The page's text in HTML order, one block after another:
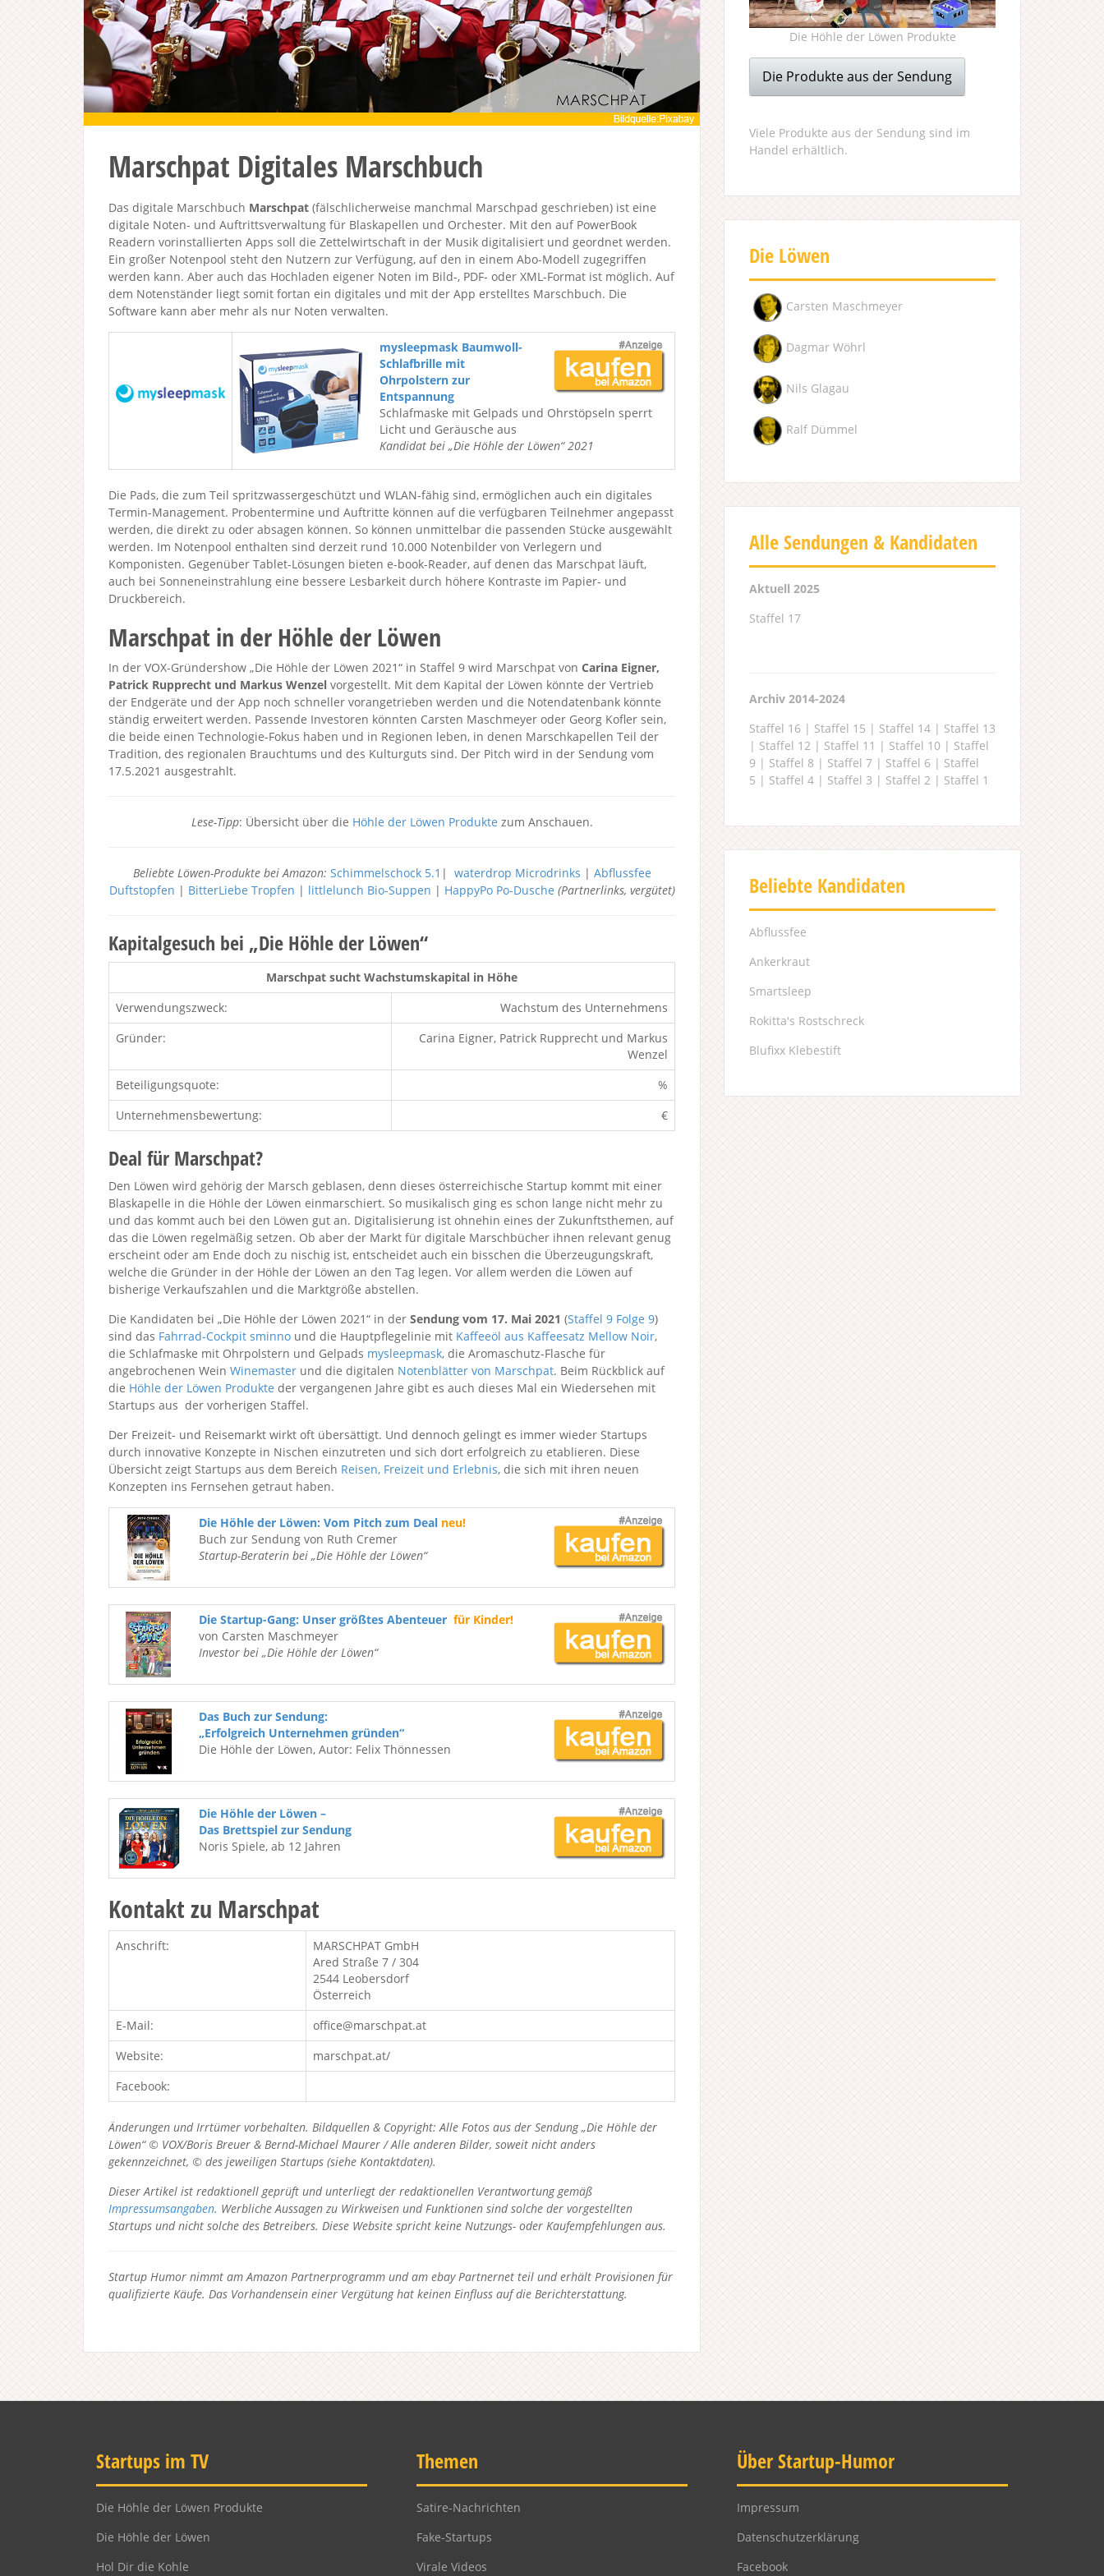
Marschpat Digitales Marschbuch
Das digitale Marschbuch Marschpat (fälschlicherweise manchmal Marschpad geschrieben) ist eine
digitale Noten- und Auftrittsverwaltung für Blaskapellen und Orchester. Mit den auf PowerBook
Readern vorinstallierten Apps soll die Zettelwirtschaft in der Musik digitalisiert und geordnet werden.
Ein großer Notenpool steht den Nutzern zur Verfügung, auf den in einem Abo-Modell zugegriffen
werden kann. Aber auch das Hochladen eigener Noten im Bild-, PDF- oder XML-Format ist möglich. Auf
dem Notenständer liegt somit fortan ein digitales und mit der App erstelltes Marschbuch. Die
Software kann aber mehr als nur Noten verwalten.
mysleepmask Baumwoll-
Schlafbrille mit
Ohrpolstern zur
Entspannung
Schlafmaske mit Gelpads und Ohrstöpseln sperrt
Licht und Geräusche aus
Kandidat bei „Die Höhle der Löwen“ 2021
Die Pads, die zum Teil spritzwassergeschützt und WLAN-fähig sind, ermöglichen auch ein digitales
Termin-Management. Probentermine und Auftritte können auf die verfügbaren Teilnehmer angepasst
werden, die direkt zu oder absagen können. So können unmittelbar die passenden Stücke ausgewählt
werden. Im Notenpool enthalten sind derzeit rund 10.000 Notenbilder von Verlegern und
Komponisten. Gegenüber Tablet-Lösungen bieten e-book-Reader, auf denen das Marschpat läuft,
auch bei Sonneneinstrahlung eine bessere Lesbarkeit durch höhere Kontraste im Papier- und
Druckbereich.
Marschpat in der Höhle der Löwen
In der VOX-Gründershow „Die Höhle der Löwen 2021“ in Staffel 9 wird Marschpat von Carina Eigner,
Patrick Rupprecht und Markus Wenzel vorgestellt. Mit dem Kapital der Löwen könnte der Vertrieb
der Endgeräte und der App noch schneller vorangetrieben werden und die Notendatenbank könnte
ständig erweitert werden. Passende Investoren könnten Carsten Maschmeyer oder Georg Kofler sein,
die beide einen Technologie-Fokus haben und in Regionen leben, in denen Marschkapellen Teil der
Tradition, des regionalen Brauchtums und des Kulturguts sind. Der Pitch wird in der Sendung vom
17.5.2021 ausgestrahlt.
Lese-Tipp: Übersicht über die Höhle der Löwen Produkte zum Anschauen.
Beliebte Löwen-Produkte bei Amazon: Schimmelschock 5.1 | waterdrop Microdrinks | Abflussfee
Duftstopfen | BitterLiebe Tropfen | littlelunch Bio-Suppen | HappyPo Po-Dusche (Partnerlinks, vergütet)
Kapitalgesuch bei „Die Höhle der Löwen“
Marschpat sucht Wachstumskapital in Höhe
Verwendungszweck:
Wachstum des Unternehmens
Gründer:
Carina Eigner, Patrick Rupprecht und Markus
Wenzel
Beteiligungsquote:
%
Unternehmensbewertung:
€
Deal für Marschpat?
Den Löwen wird gehörig der Marsch geblasen, denn dieses österreichische Startup kommt mit einer
Blaskapelle in die Höhle der Löwen einmarschiert. So musikalisch ging es schon lange nicht mehr zu
und das kommt auch bei den Löwen gut an. Digitalisierung ist ohnehin eines der Zukunftsthemen, auf
das die Löwen regelmäßig setzen. Ob aber der Markt für digitale Marschbücher ihnen relevant genug
erscheint oder am Ende doch zu nischig ist, entscheidet auch ein bisschen die Überzeugungskraft,
welche die Gründer in der Höhle der Löwen an den Tag legen. Vor allem werden die Löwen auf
bisherige Verkaufszahlen und die Marktgröße abstellen.
Die Kandidaten bei „Die Höhle der Löwen 2021“ in der Sendung vom 17. Mai 2021 (Staffel 9 Folge 9)
sind das Fahrrad-Cockpit sminno und die Hauptpflegelinie mit Kaffeeöl aus Kaffeesatz Mellow Noir,
die Schlafmaske mit Ohrpolstern und Gelpads mysleepmask, die Aromaschutz-Flasche für
angebrochenen Wein Winemaster und die digitalen Notenblätter von Marschpat. Beim Rückblick auf
die Höhle der Löwen Produkte der vergangenen Jahre gibt es auch dieses Mal ein Wiedersehen mit
Startups aus der vorherigen Staffel.
Der Freizeit- und Reisemarkt wirkt oft übersättigt. Und dennoch gelingt es immer wieder Startups
durch innovative Konzepte in Nischen einzutreten und sich dort erfolgreich zu etablieren. Diese
Übersicht zeigt Startups aus dem Bereich Reisen, Freizeit und Erlebnis, die sich mit ihren neuen
Konzepten ins Fernsehen getraut haben.
Die Höhle der Löwen: Vom Pitch zum Deal neu!
Buch zur Sendung von Ruth Cremer
Startup-Beraterin bei „Die Höhle der Löwen“
Die Startup-Gang: Unser größtes Abenteuer für Kinder!
von Carsten Maschmeyer
Investor bei „Die Höhle der Löwen“
Das Buch zur Sendung:
„Erfolgreich Unternehmen gründen“
Die Höhle der Löwen, Autor: Felix Thönnessen
Die Höhle der Löwen –
Das Brettspiel zur Sendung
Noris Spiele, ab 12 Jahren
Kontakt zu Marschpat
Anschrift:
MARSCHPAT GmbH
Ared Straße 7 / 304
2544 Leobersdorf
Österreich
E-Mail:
office@marschpat.at
Website:
marschpat.at/
Facebook:
Änderungen und Irrtümer vorbehalten. Bildquellen & Copyright: Alle Fotos aus der Sendung „Die Höhle der
Löwen“ © VOX/Boris Breuer & Bernd-Michael Maurer / Alle anderen Bilder, soweit nicht anders
gekennzeichnet, © des jeweiligen Startups (siehe Kontaktdaten).
Dieser Artikel ist redaktionell geprüft und unterliegt der redaktionellen Verantwortung gemäß
Impressumsangaben. Werbliche Aussagen zu Wirkweisen und Funktionen sind solche der vorgestellten
Startups und nicht solche des Betreibers. Diese Website spricht keine Nutzungs- oder Kaufempfehlungen aus.
Startup Humor nimmt am Amazon Partnerprogramm und am ebay Partnernet teil und erhält Provisionen für
qualifizierte Käufe. Das Vorhandensein einer Vergütung hat keinen Einfluss auf die Berichterstattung.
Die Höhle der Löwen Produkte
Die Produkte aus der Sendung
Viele Produkte aus der Sendung sind im
Handel erhältlich.
Die Löwen
Carsten Maschmeyer
Dagmar Wöhrl
Nils Glagau
Ralf Dümmel
Alle Sendungen & Kandidaten
Aktuell 2025
Staffel 17
Archiv 2014-2024
Staffel 16 | Staffel 15 | Staffel 14 | Staffel 13
| Staffel 12 | Staffel 11 | Staffel 10 | Staffel
9 | Staffel 8 | Staffel 7 | Staffel 6 | Staffel
5 | Staffel 4 | Staffel 3 | Staffel 2 | Staffel 1
Beliebte Kandidaten
Abflussfee
Ankerkraut
Smartsleep
Rokitta's Rostschreck
Blufixx Klebestift
Startups im TV
Die Höhle der Löwen Produkte
Die Höhle der Löwen
Hol Dir die Kohle
Themen
Satire-Nachrichten
Fake-Startups
Virale Videos
Über Startup-Humor
Impressum
Datenschutzerklärung
Facebook